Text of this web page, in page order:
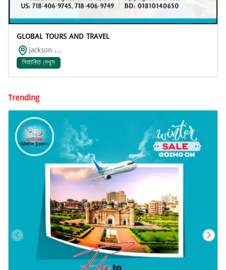
GLOBAL TOURS AND TRAVEL
jackson ...
বিস্তারিত দেখুন
Trending